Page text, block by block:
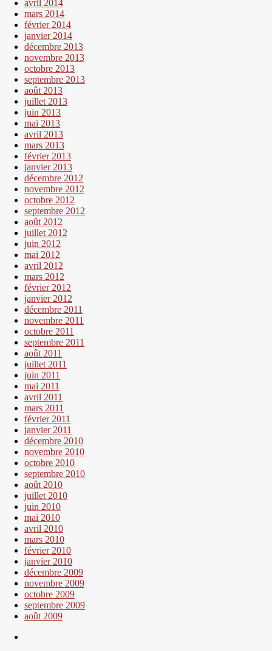
avril 2014
mars 2014
février 2014
janvier 2014
décembre 2013
novembre 2013
octobre 2013
septembre 2013
août 2013
juillet 2013
juin 2013
mai 2013
avril 2013
mars 2013
février 2013
janvier 2013
décembre 2012
novembre 2012
octobre 2012
septembre 2012
août 2012
juillet 2012
juin 2012
mai 2012
avril 2012
mars 2012
février 2012
janvier 2012
décembre 2011
novembre 2011
octobre 2011
septembre 2011
août 2011
juillet 2011
juin 2011
mai 2011
avril 2011
mars 2011
février 2011
janvier 2011
décembre 2010
novembre 2010
octobre 2010
septembre 2010
août 2010
juillet 2010
juin 2010
mai 2010
avril 2010
mars 2010
février 2010
janvier 2010
décembre 2009
novembre 2009
octobre 2009
septembre 2009
août 2009